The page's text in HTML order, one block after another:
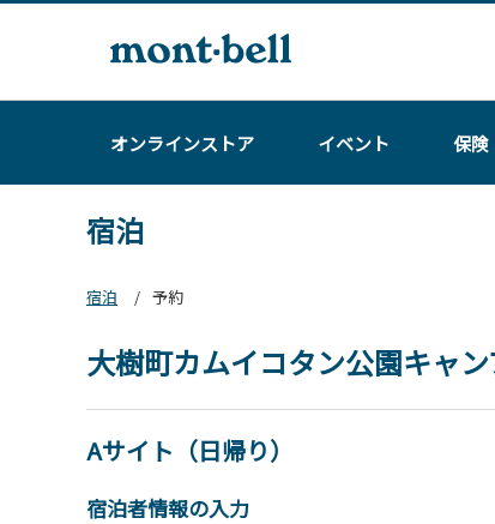
オンラインストア イベント 保険
宿泊
宿泊
予約
大樹町カムイコタン公園キャ
Aサイト（日帰り）
宿泊者情報の入力